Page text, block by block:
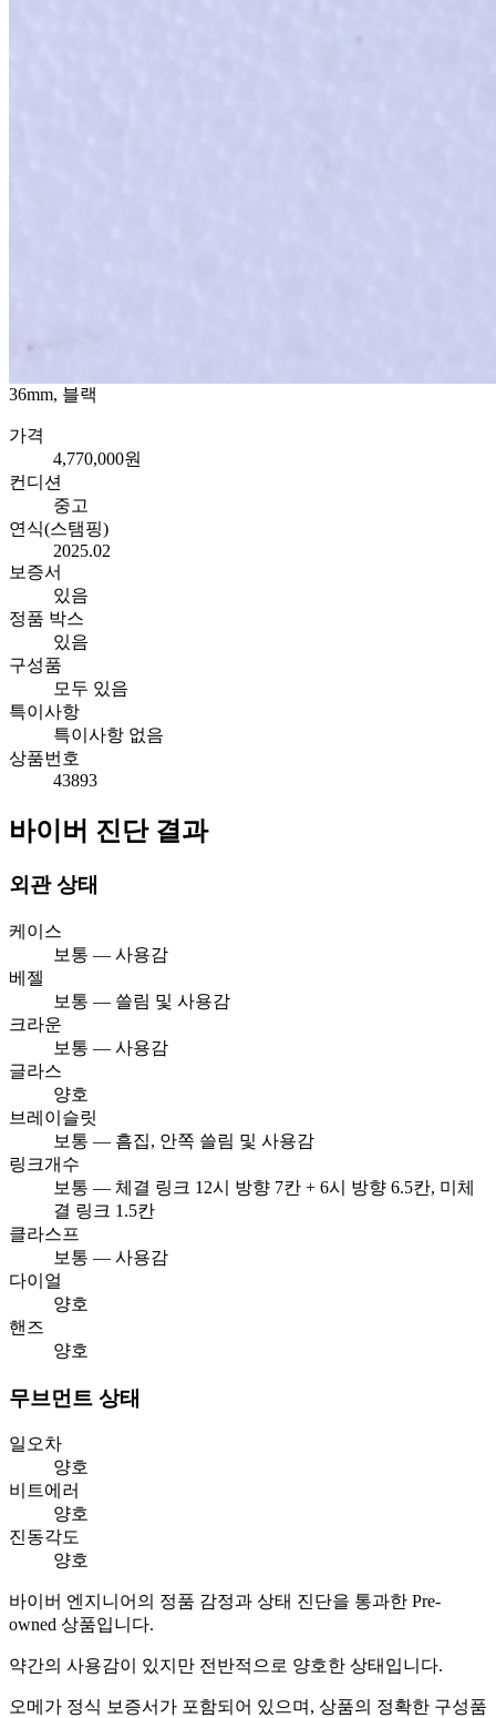
36mm, 블랙
가격
4,770,000원
컨디션
중고
연식(스탬핑)
2025.02
보증서
있음
정품 박스
있음
구성품
모두 있음
특이사항
특이사항 없음
상품번호
43893
바이버 진단 결과
외관 상태
케이스
보통 — 사용감
베젤
보통 — 쓸림 및 사용감
크라운
보통 — 사용감
글라스
양호
브레이슬릿
보통 — 흠집, 안쪽 쓸림 및 사용감
링크개수
보통 — 체결 링크 12시 방향 7칸 + 6시 방향 6.5칸, 미체
결 링크 1.5칸
클라스프
보통 — 사용감
다이얼
양호
핸즈
양호
무브먼트 상태
일오차
양호
비트에러
양호
진동각도
양호
바이버 엔지니어의 정품 감정과 상태 진단을 통과한 Pre-
owned 상품입니다.
약간의 사용감이 있지만 전반적으로 양호한 상태입니다.
오메가 정식 보증서가 포함되어 있으며, 상품의 정확한 구성품